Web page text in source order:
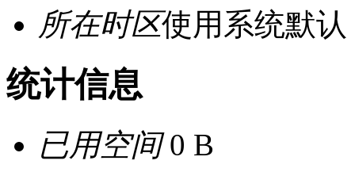
所在时区使用系统默认
统计信息
已用空间0 B